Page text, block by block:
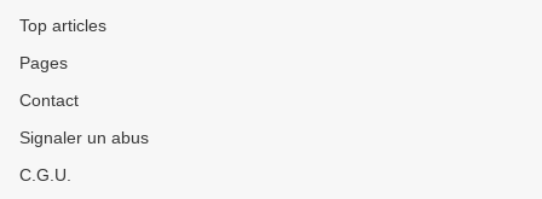
Top articles
Pages
Contact
Signaler un abus
C.G.U.